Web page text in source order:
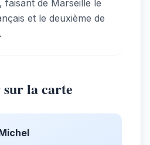
faisant de Marseille le
et le deuxième de
la carte